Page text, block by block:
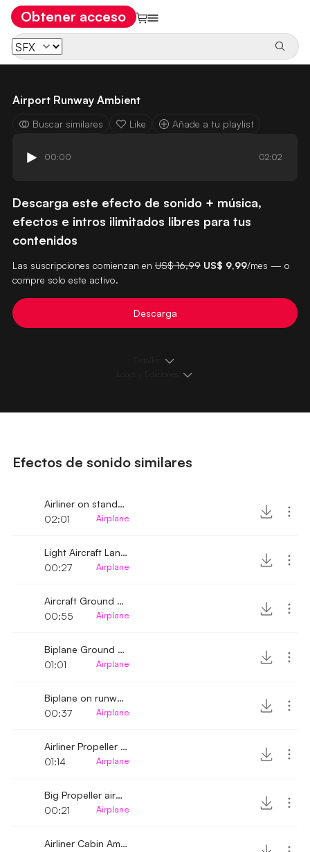
Obtener acceso
Airport Runway Ambient
Buscar similares Like Añade a tu playlist
00:00 02:02
Descarga este efecto de sonido + música,
efectos e intros ilimitados libres para tus
contenidos
Las suscripciones comienzan en US$ 16,99 US$ 9,99/mes — o
compre solo este activo.
Descarga
Efectos de sonido similares
Airliner on standby airscrew noise
02:01
Airplane
Light Aircraft Landing On Hangars
00:27
Airplane
Aircraft Ground Rolling Engine Noise
00:55
Airplane
Biplane Ground Rolling
01:01
Airplane
Biplane on runway passed by
00:37
Airplane
Airliner Propeller Engine Noise
01:14
Airplane
Big Propeller aircraft flying over to land
00:21
Airplane
Airliner Cabin Ambience